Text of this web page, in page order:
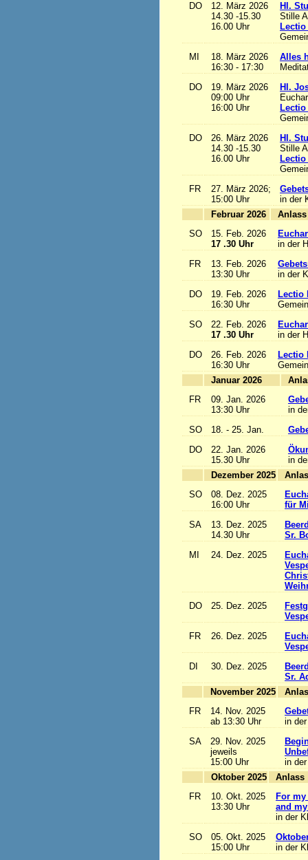
DO
12. März 2026
14.30 -15.30
16.00 Uhr
Hl.
Stille
MI
18. März 2026
16:30 - 17:30
Alles
DO
19. März 2026
09:00 Uhr
16:00 Uhr
Hl.
DO
26. März 2026
14.30 -15.30
16.00 Uhr
Hl.
Stille
FR
27. März 2026;
15:00 Uhr
in der
Februar 2026
SO
15. Feb. 2026
17 .30 Uhr
in der
FR
13. Feb. 2026
13:30 Uhr
in der
DO
19. Feb. 2026
16:30 Uhr
Lectio
SO
22. Feb. 2026
17 .30 Uhr
in der
DO
26. Feb. 2026
16:30 Uhr
Lectio
Januar 2026
FR
09. Jan. 2026
13:30 Uhr
in
SO
18. - 25. Jan.
DO
22. Jan. 2026
15.30 Uhr
in
Dezember 2025
SO
08. Dez. 2025
16:00 Uhr
für
SA
13. Dez. 2025
14.30 Uhr
Sr.
MI
24. Dez. 2025
DO
25. Dez. 2025
FR
26. Dez. 2025
DI
30. Dez. 2025
Sr.
November 2025
FR
14. Nov. 2025
ab 13:30 Uhr
in
SA
29. Nov. 2025
jeweils
15:00 Uhr
in
Oktober 2025
FR
10. Okt. 2025
13:30 Uhr
For
and
in der
SO
05. Okt. 2025
15:00 Uhr
in der